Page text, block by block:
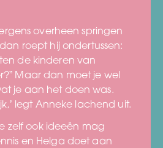
overheen springen
roept hij ondertussen:
de kinderen van
Maar dan moet je wel
je aan het doen was.
legt Anneke lachend uit.
zelf ook ideeën mag
en Helga doet aan